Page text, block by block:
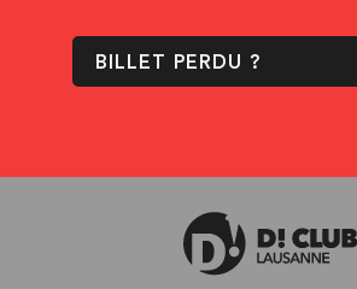
BILLET PERDU ?